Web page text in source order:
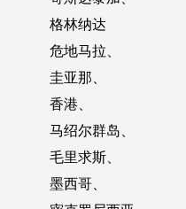
格林纳达
危地马拉、
圭亚那、
香港、
马绍尔群岛、
毛里求斯、
墨西哥、